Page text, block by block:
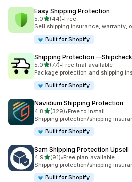
Easy Shipping Protection
5.0별 5개 중
(44)
총 리뷰 44개
•Free
Sell shipping insurance, warranty,
Built for Shopify
Shipping Protection —Shipcheck
5.0별 5개 중
(77)
총 리뷰 77개
•Free trial available
Package protection and shipping
Built for Shopify
Navidium Shipping Protection
4.8별 5개 중
(329)
총 리뷰 329개
•Free to install
Shipping protection/shipping
Built for Shopify
Sam Shipping Protection Upsell
4.9별 5개 중
(91)
총 리뷰 91개
•Free plan available
Shipping protection/shipping
Built for Shopify